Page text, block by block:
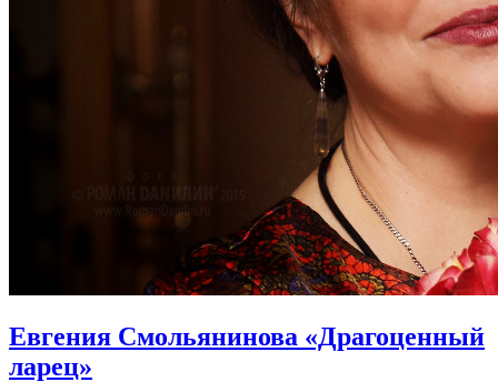
Евгения Смольянинова «Драгоценный
ларец»